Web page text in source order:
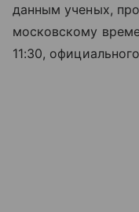
данным ученых,
московскому
11:30,